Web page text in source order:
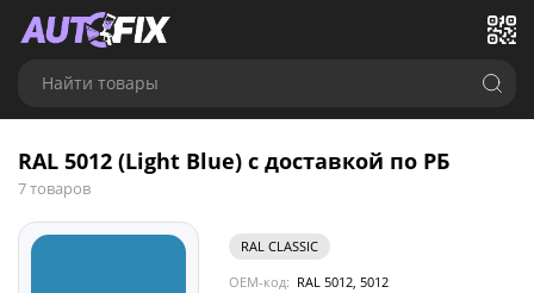
Найти товары
RAL 5012 (Light Blue) с доставкой по РБ
7 товаров
RAL CLASSIC
OEM-код: RAL 5012, 5012